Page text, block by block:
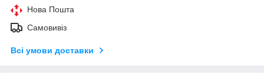
Нова Пошта
Самовивіз
Всі умови доставки